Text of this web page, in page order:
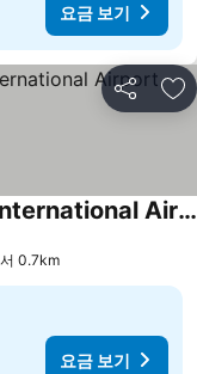
요금 보기
공유 즐
Hyatt Regency Los Angeles International Airport
0.7km
요금 보기